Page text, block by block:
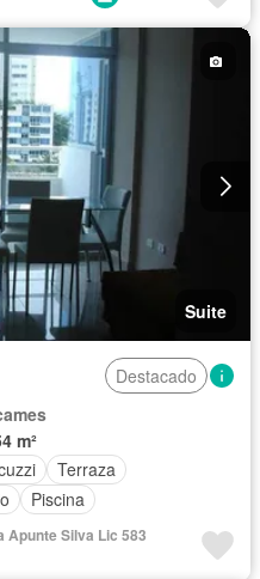
Internet
Jardín
Suite
Destacado
m²
Terraza
Piscina
Apunte Silva Lic 583